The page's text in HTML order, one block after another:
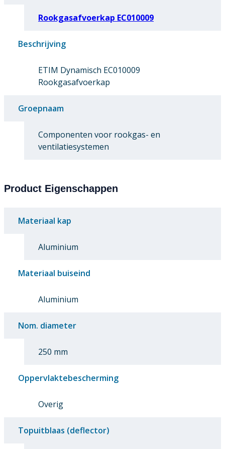
Rookgasafvoerkap EC010009
Beschrijving
ETIM Dynamisch EC010009
Rookgasafvoerkap
Groepnaam
Componenten voor rookgas- en
ventilatiesystemen
Product Eigenschappen
Materiaal kap
Aluminium
Materiaal buiseind
Aluminium
Nom. diameter
250 mm
Oppervlaktebescherming
Overig
Topuitblaas (deflector)